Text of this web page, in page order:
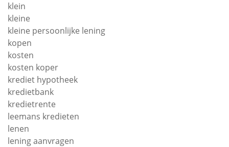
klein
kleine
kleine persoonlijke lening
kopen
kosten
kosten koper
krediet hypotheek
kredietbank
kredietrente
leemans kredieten
lenen
lening aanvragen